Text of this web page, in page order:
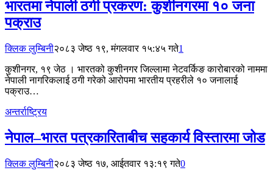
भारतमा नेपाली ठगी प्रकरण: कुशीनगरमा १० जना
पक्राउ
क्लिक लुम्बिनी२०८३ जेष्ठ १९, मंगलवार १५:४५ गते1
कुशीनगर, १९ जेठ । भारतको कुशीनगर जिल्लामा नेटवर्किङ कारोबारको नाममा
नेपाली नागरिकलाई ठगी गरेको आरोपमा भारतीय प्रहरीले १० जनालाई
पक्राउ…
अन्तर्राष्ट्रिय
नेपाल–भारत पत्रकारिताबीच सहकार्य विस्तारमा जोड
क्लिक लुम्बिनी२०८३ जेष्ठ १७, आईतवार १३:१९ गते0